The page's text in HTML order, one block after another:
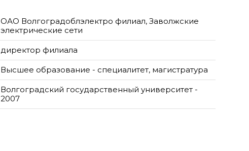
ОАО Волгоградоблэлектро филиал, Заволжские
электрические сети
директор филиала
Высшее образование - специалитет, магистратура
Волгоградский государственный университет -
2007